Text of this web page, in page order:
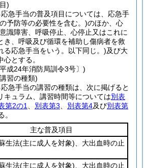
)
急手当の普及項目については、応急手
予防等の必要性を含む。)のほか、心
識障害、呼吸停止、心停止又はこれに
き、呼吸及び循環を補助し傷病者を救
る応急手当をいう。以下同じ。)及び大
とする。
成24年消防局訓令3号〕)
習の種類)
急手当の講習の種類は、次に掲げると
キュラム、講習時間等については別表
第2の1 別表第3 別表第4及び別表第
。
主な普及項目
生法(主に成人を対象) 、大出血時の止
生法(主に成人を対象) 、大出血時の止